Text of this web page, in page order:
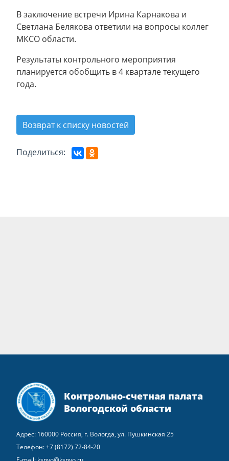
В заключение встречи Ирина Карнакова и
Светлана Белякова ответили на вопросы коллег
МКСО области.
Результаты контрольного мероприятия
планируется обобщить в 4 квартале текущего
года.
Возврат к списку новостей
Поделиться:
Контрольно-счетная палата
Вологодской области
Адрес: 160000 Россия, г. Вологда, ул. Пушкинская 25
Телефон:+7 (8172) 72-84-20